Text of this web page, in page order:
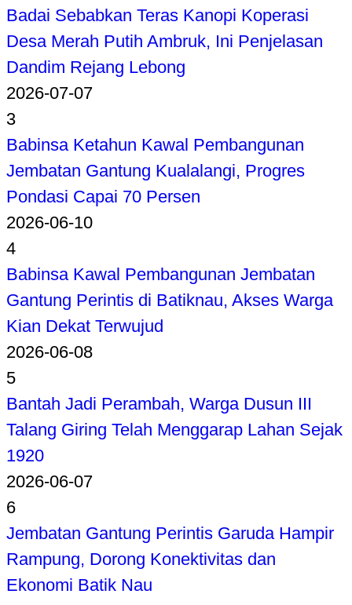
Badai Sebabkan Teras Kanopi Koperasi
Desa Merah Putih Ambruk, Ini Penjelasan
Dandim Rejang Lebong
2026-07-07
3
Babinsa Ketahun Kawal Pembangunan
Jembatan Gantung Kualalangi, Progres
Pondasi Capai 70 Persen
2026-06-10
4
Babinsa Kawal Pembangunan Jembatan
Gantung Perintis di Batiknau, Akses Warga
Kian Dekat Terwujud
2026-06-08
5
Bantah Jadi Perambah, Warga Dusun III
Talang Giring Telah Menggarap Lahan Sejak
1920
2026-06-07
6
Jembatan Gantung Perintis Garuda Hampir
Rampung, Dorong Konektivitas dan
Ekonomi Batik Nau